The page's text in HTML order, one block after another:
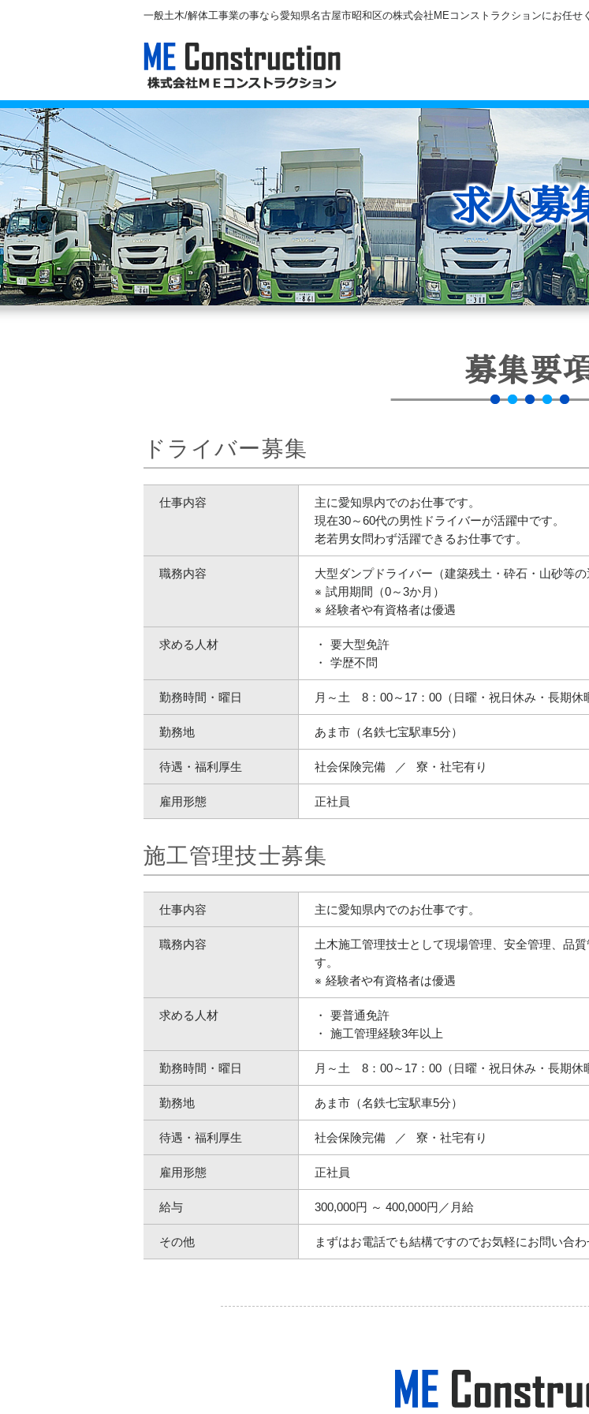
一般土木/解体工事業の事なら愛知県名古屋市昭和区の株式会社MEコンストラクションにお任せ
求人募
募集要
ドライバー募集
仕事内容
主に愛知県内でのお仕事です。
現在30～60代の男性ドライバーが活躍中です。
老若男女問わず活躍できるお仕事です。
職務内容
大型ダンプドライバー（建築残土・砕石・山砂等の
試用期間（0～3か月）
経験者や有資格者は優遇
求める人材
要大型免許
学歴不問
勤務時間・曜日 月～土 8：00～17：00 （日曜・祝日休み・長期休
勤務地 あま市（名鉄七宝駅車5分）
待遇・福利厚生 社会保険完備 寮・社宅有り
雇用形態 正社員
施工管理技士募集
仕事内容 主に愛知県内でのお仕事です。
職務内容
土木施工管理技士として現場管理、安全管理、品
す。
経験者や有資格者は優遇
求める人材
要普通免許
施工管理経験3年以上
勤務時間・曜日 月～土 8：00～17：00 （日曜・祝日休み・長期休
勤務地 あま市（名鉄七宝駅車5分）
待遇・福利厚生 社会保険完備 寮・社宅有り
雇用形態 正社員
給与 300,000円 ～ 400,000円／月給
その他 まずはお電話でも結構ですのでお気軽にお問い合わ